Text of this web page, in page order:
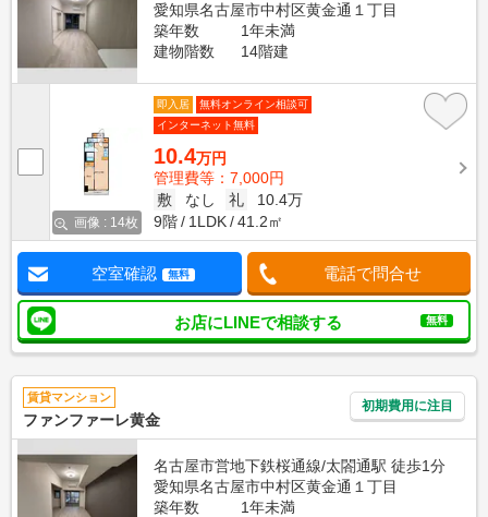
愛知県名古屋市中村区黄金通１丁目
築年数
1年未満
建物階数
14階建
画像 : 14枚
即入居
無料オンライン相談可
インターネット無料
10.4万円
管理費等：7,000円
敷
なし 礼
10.4万
9階
1LDK 41.2㎡
空室確認 無料 電話で問合せ
お店にLINEで相談する 無料
賃貸マンション
ファンファーレ黄金
初期費用に注目
名古屋市営地下鉄桜通線/太閤通駅 徒歩1分
愛知県名古屋市中村区黄金通１丁目
築年数
1年未満